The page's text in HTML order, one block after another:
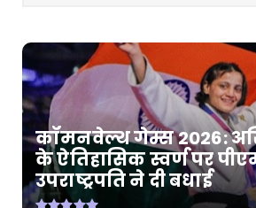
कॉमनवेल्थ गेम्स 2026:
के ऐतिहासिक स्वर्ण पर
उपराष्ट्रपति ने दी बधाई